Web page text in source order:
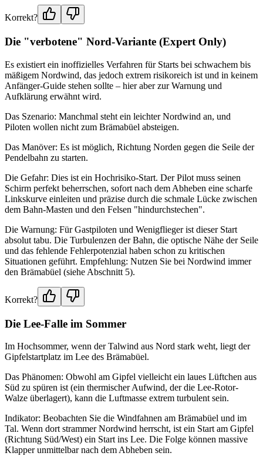
Korrekt?
Die "verbotene" Nord-Variante (Expert Only)
Es existiert ein inoffizielles Verfahren für Starts bei schwachem bis
mäßigem Nordwind, das jedoch extrem risikoreich ist und in keinem
Anfänger-Guide stehen sollte – hier aber zur Warnung und
Aufklärung erwähnt wird.
Das Szenario: Manchmal steht ein leichter Nordwind an, und
Piloten wollen nicht zum Brämabüel absteigen.
Das Manöver: Es ist möglich, Richtung Norden gegen die Seile der
Pendelbahn zu starten.
Die Gefahr: Dies ist ein Hochrisiko-Start. Der Pilot muss seinen
Schirm perfekt beherrschen, sofort nach dem Abheben eine scharfe
Linkskurve einleiten und präzise durch die schmale Lücke zwischen
dem Bahn-Masten und den Felsen "hindurchstechen".
Die Warnung: Für Gastpiloten und Wenigflieger ist dieser Start
absolut tabu. Die Turbulenzen der Bahn, die optische Nähe der Seile
und das fehlende Fehlerpotenzial haben schon zu kritischen
Situationen geführt. Empfehlung: Nutzen Sie bei Nordwind immer
den Brämabüel (siehe Abschnitt 5).
Korrekt?
Die Lee-Falle im Sommer
Im Hochsommer, wenn der Talwind aus Nord stark weht, liegt der
Gipfelstartplatz im Lee des Brämabüel.
Das Phänomen: Obwohl am Gipfel vielleicht ein laues Lüftchen aus
Süd zu spüren ist (ein thermischer Aufwind, der die Lee-Rotor-
Walze überlagert), kann die Luftmasse extrem turbulent sein.
Indikator: Beobachten Sie die Windfahnen am Brämabüel und im
Tal. Wenn dort strammer Nordwind herrscht, ist ein Start am Gipfel
(Richtung Süd/West) ein Start ins Lee. Die Folge können massive
Klapper unmittelbar nach dem Abheben sein.